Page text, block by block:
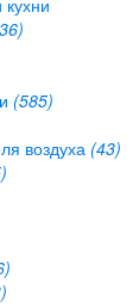
(585)
воздуха (43)